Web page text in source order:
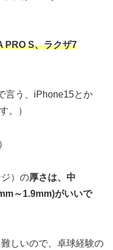
PRO S、ラクザ7
言う、iPhone15とか
。）
）の厚さは、中
～1.9mm)がいいで
しいので、卓球経験の